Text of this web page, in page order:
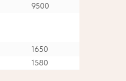
9500
1650
1580